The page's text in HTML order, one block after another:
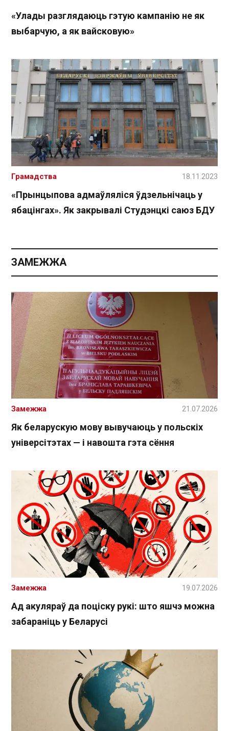
«Улады разглядаюць гэтую кампанію не як
выбарчую, а як вайсковую»
«Прынцыпова адмаўляліся ўдзельнічаць у
ябацінгах». Як закрывалі Студэнцкі саюз БДУ
Грамадства 18.11.2023
ЗАМЕЖЖА
Як беларускую мову вывучаюць у польскіх
універсітэтах — і навошта гэта сёння
Замежжа 21.07.2026
Ад акуляраў да поціску рукі: што яшчэ можна
забараніць у Беларусі
Замежжа 19.07.2026